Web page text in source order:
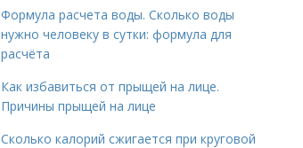
Формула расчета воды. Сколько воды
нужно человеку в сутки: формула для
расчёта
Как избавиться от прыщей на лице.
Причины прыщей на лице
Сколько калорий сжигается при круговой